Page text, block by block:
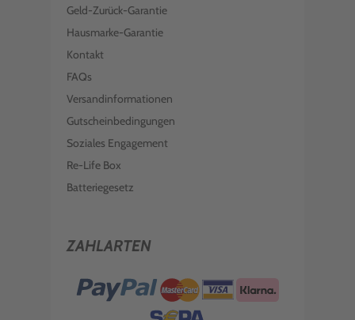
Geld-Zurück-Garantie
Hausmarke-Garantie
Kontakt
FAQs
Versandinformationen
Gutscheinbedingungen
Soziales Engagement
Re-Life Box
Batteriegesetz
ZAHLARTEN